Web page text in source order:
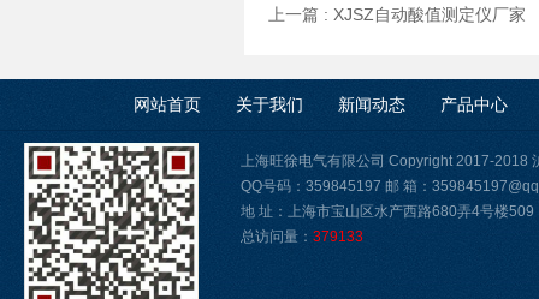
上一篇 : XJSZ自动酸值测定仪厂家
网站首页 关于我们 新闻动态 产品中心
上海旺徐电气有限公司 Copyright 2017-2018
QQ号码：359845197 邮 箱：
地 址：上海市宝山区水产西路680弄4号楼509
总访问量： 379133